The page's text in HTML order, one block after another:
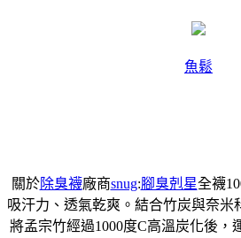
魚鬆
關於除臭襪廠商snug:腳臭剋星全襪
吸汗力、透氣乾爽。結合竹炭與奈米
將孟宗竹經過1000度C高溫炭化後，